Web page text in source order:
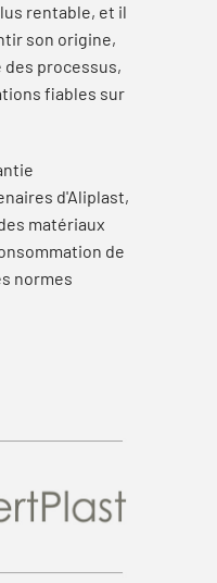
rentable, et il
son origine,
processus,
fiables sur
d'Aliplast,
matériaux
de
normes